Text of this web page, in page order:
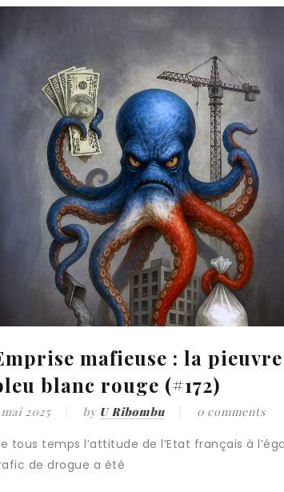
A SFIDA NOVA : De
à une stratégie de
28 mars 2025 byU Ribombu 0
Au seuil de cette nouvelle année, force est
constater que les espoirs, nourris par